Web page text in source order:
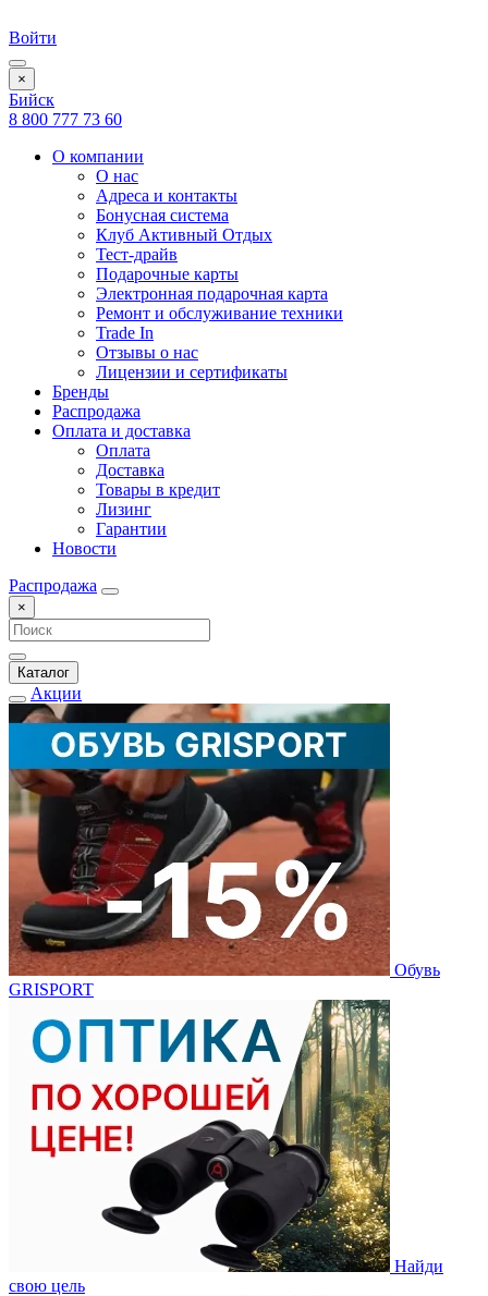
Войти
×
Бийск
8 800 777 73 60
О компании
О нас
Адреса и контакты
Бонусная система
Клуб Активный Отдых
Тест-драйв
Подарочные карты
Электронная подарочная карта
Ремонт и обслуживание техники
Trade In
Отзывы о нас
Лицензии и сертификаты
Бренды
Распродажа
Оплата и доставка
Оплата
Доставка
Товары в кредит
Лизинг
Гарантии
Новости
Распродажа
×
Каталог
Акции
Обувь
GRISPORT
Найди
свою цель